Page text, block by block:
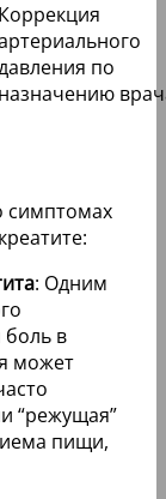
Коррекция
по
назначению
симптомах
: Одним
боль в
может
“режущая”
пищи,